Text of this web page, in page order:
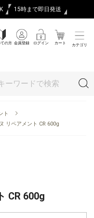
15時まで即日発送
の方 会員登録 ログイン カート カテゴリ
ト
リペアメント CR 600g
CR 600g